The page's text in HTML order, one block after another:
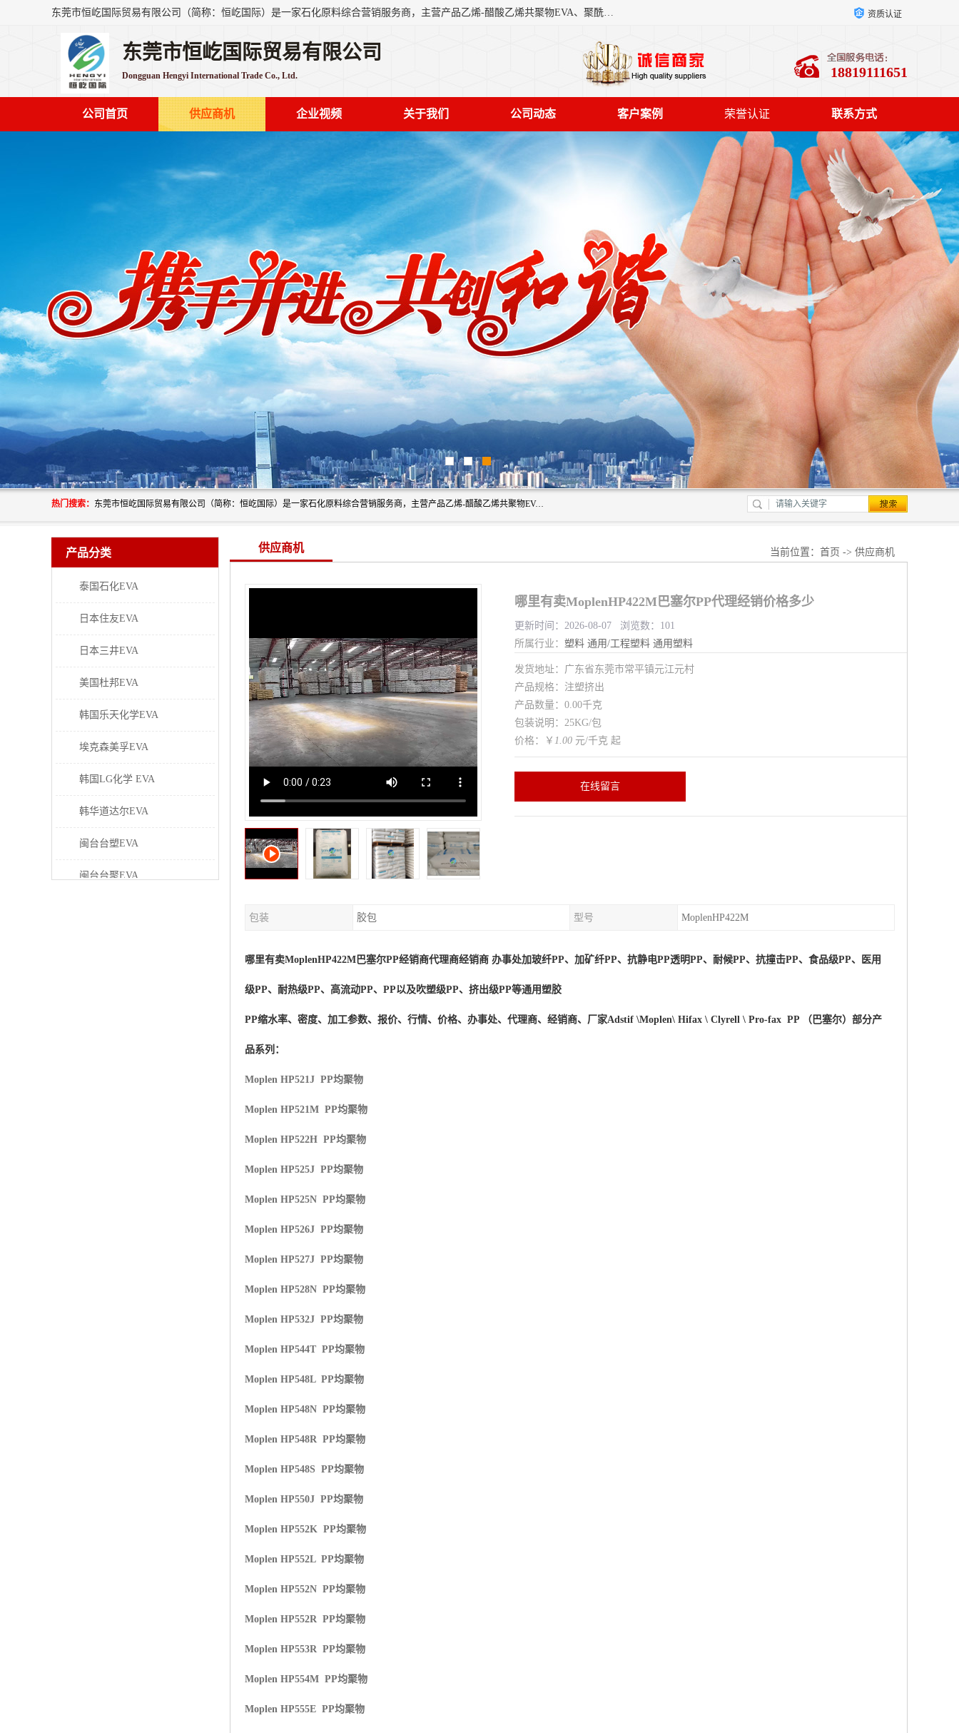
东莞市恒屹国际贸易有限公司（简称：恒屹国际）是一家石化原料综合营销服务商，主营产品乙烯-醋酸乙烯共聚物EVA、聚酰胺PA（尼龙）、醚酯型热塑弹性体TPEE等，公司秉承以市场为导向的战略思想，致力于大宗石化原料在中国市场的营销服务业务，为客户提供一站式的全面服务。 资质认证
东莞市恒屹国际贸易有限公司
Dongguan Hengyi International Trade Co., Ltd. 18819111651
公司首页 供应商机 企业视频 关于我们 公司动态 客户案例 荣誉认证 联系方式
热门搜索： 东莞市恒屹国际贸易有限公司（简称：恒屹国际）是一家石化原料综合营销服务商，主营产品乙烯-醋酸乙烯共聚物EVA、聚酰胺PA（尼龙）、醚酯型热塑弹性体TPEE等，公司秉承以市场为导向的战略思想，致力于大宗石化原料在中国市场的营销服务业务，为客户提供一站式的全面服务。
产品分类
泰国石化EVA
日本住友EVA
日本三井EVA
美国杜邦EVA
韩国乐天化学EVA
埃克森美孚EVA
韩国LG化学 EVA
韩华道达尔EVA
闽台台塑EVA
闽台台聚EVA
供应商机 当前位置： 首页 -> 供应商机
哪里有卖MoplenHP422M巴塞尔PP代理经销价格多少
更新时间：2026-08-07 浏览数：101
所属行业： 塑料 通用/工程塑料 通用塑料
发货地址：广东省东莞市常平镇元江元村
产品规格：注塑挤出
产品数量：0.00千克
包装说明：25KG/包
价格：￥ 1.00 元/千克 起
在线留言
包装 胶包 型号 MoplenHP422M
哪里有卖MoplenHP422M 巴塞尔PP经销商代理商经销商 办事处加玻纤PP、加矿纤PP、抗静电PP透明PP、耐候PP、抗撞击PP、食品级PP、医用
级PP、耐热级PP、高流动PP、PP以及吹塑级PP、挤出级PP等通用塑胶
PP缩水率、密度、加工参数、报价、行情、价格、办事处、代理商、经销商、厂家Adstif \Moplen\ Hifax \ Clyrell \ Pro-fax PP （巴塞尔）部分产
品系列：
Moplen HP521J PP均聚物
Moplen HP521M PP均聚物
Moplen HP522H PP均聚物
Moplen HP525J PP均聚物
Moplen HP525N PP均聚物
Moplen HP526J PP均聚物
Moplen HP527J PP均聚物
Moplen HP528N PP均聚物
Moplen HP532J PP均聚物
Moplen HP544T PP均聚物
Moplen HP548L PP均聚物
Moplen HP548N PP均聚物
Moplen HP548R PP均聚物
Moplen HP548S PP均聚物
Moplen HP550J PP均聚物
Moplen HP552K PP均聚物
Moplen HP552L PP均聚物
Moplen HP552N PP均聚物
Moplen HP552R PP均聚物
Moplen HP553R PP均聚物
Moplen HP554M PP均聚物
Moplen HP555E PP均聚物